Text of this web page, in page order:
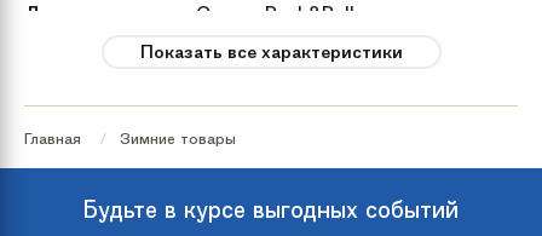
Дополнительно
Опции: Push&Pull, роликовая рама
Гарантия 1 месяц
Материал
ботинка
Пластик, синтетика
Показать все характеристики
Главная Зимние товары
Будьте в курсе выгодных событий